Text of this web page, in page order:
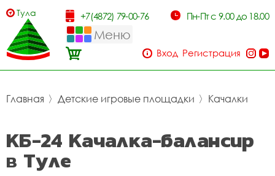
Тула +7(4872) 79-00-76 Пн-Пт с 9.00 до 18.00
Меню
Вход Регистрация
Главная 〉 Детские игровые площадки 〉 Качалки
КБ-24 Качалка-балансир
в Туле